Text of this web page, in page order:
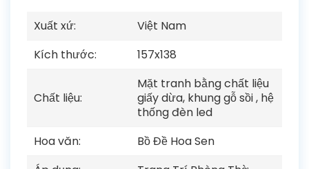
Xuất xứ:
Việt Nam
Kích thước:
157x138
Chất liệu:
Mặt tranh bằng chất liệu
giấy dừa, khung gỗ sồi , hệ
thống đèn led
Hoa văn:
Bồ Đề Hoa Sen